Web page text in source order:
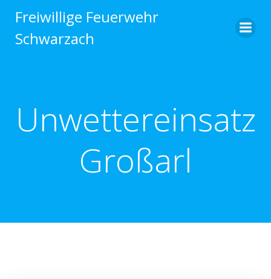
Inhalt
Freiwillige Feuerwehr
Schwarzach
Unwettereinsatz
Großarl